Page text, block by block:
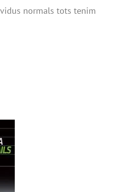
normals tots tenim